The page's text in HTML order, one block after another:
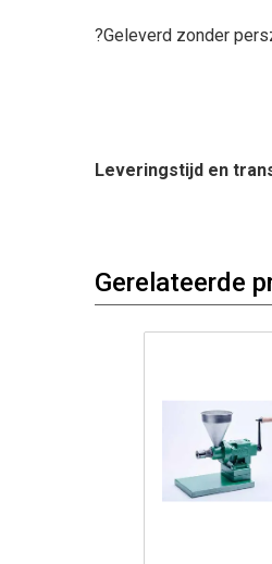
?Geleverd zonder
Leveringstijd en
Gerelateerde